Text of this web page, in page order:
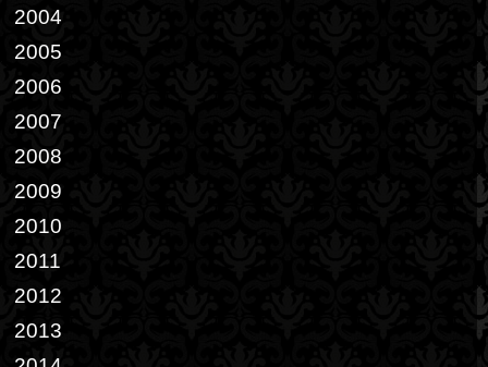
2004
2005
2006
2007
2008
2009
2010
2011
2012
2013